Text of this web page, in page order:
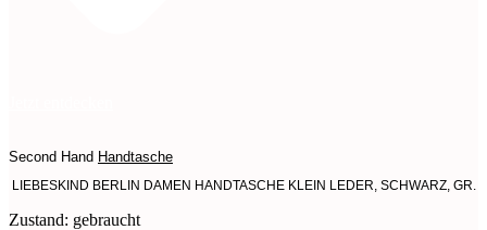
Second Hand Handtasche
LIEBESKIND BERLIN DAMEN HANDTASCHE KLEIN LEDER, SCHWARZ, GR.
Zustand: gebraucht